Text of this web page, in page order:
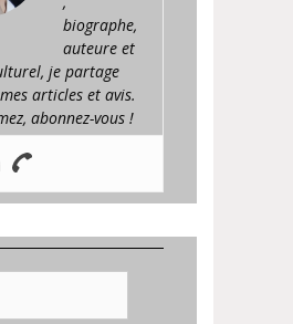
biographe,
auteure et
je partage
articles et avis.
abonnez-vous !